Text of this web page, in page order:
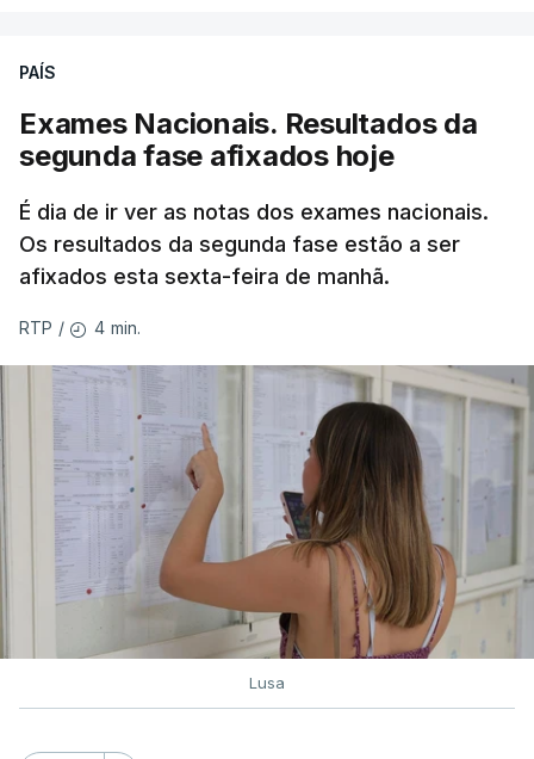
PAÍS
Exames Nacionais. Resultados da
segunda fase afixados hoje
É dia de ir ver as notas dos exames nacionais.
Os resultados da segunda fase estão a ser
afixados esta sexta-feira de manhã.
RTP / 4 min.
Lusa